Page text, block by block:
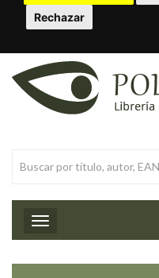
Rechazar
Toggle navigation